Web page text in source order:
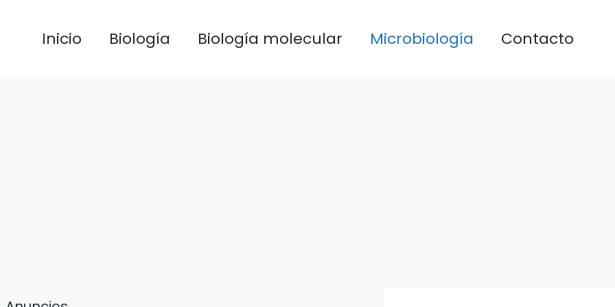
Inicio Biología Biología molecular Microbiología Contacto